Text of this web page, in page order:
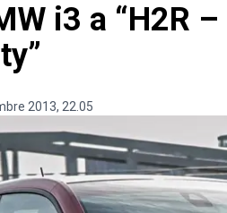
i3 a “H2R
2013, 22.05